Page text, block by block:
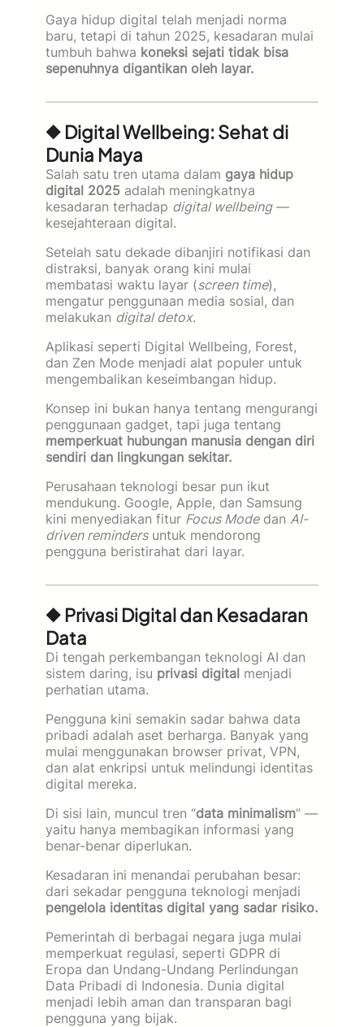
Gaya hidup digital telah menjadi norma
baru, tetapi di tahun 2025, kesadaran mulai
tumbuh bahwa koneksi sejati tidak bisa
sepenuhnya digantikan oleh layar.
◆ Digital Wellbeing: Sehat di
Dunia Maya
Salah satu tren utama dalam gaya hidup
digital 2025 adalah meningkatnya
kesadaran terhadap digital wellbeing—
kesejahteraan digital.
Setelah satu dekade dibanjiri notifikasi dan
distraksi, banyak orang kini mulai
membatasi waktu layar (screen time),
mengatur penggunaan media sosial, dan
melakukan digital detox.
Aplikasi seperti Digital Wellbeing, Forest,
dan Zen Mode menjadi alat populer untuk
mengembalikan keseimbangan hidup.
Konsep ini bukan hanya tentang mengurangi
penggunaan gadget, tapi juga tentang
memperkuat hubungan manusia dengan diri
sendiri dan lingkungan sekitar.
Perusahaan teknologi besar pun ikut
mendukung. Google, Apple, dan Samsung
kini menyediakan fitur Focus Modedan AI-
driven remindersuntuk mendorong
pengguna beristirahat dari layar.
◆ Privasi Digital dan Kesadaran
Data
Di tengah perkembangan teknologi AI dan
sistem daring, isu privasi digital menjadi
perhatian utama.
Pengguna kini semakin sadar bahwa data
pribadi adalah aset berharga. Banyak yang
mulai menggunakan browser privat, VPN,
dan alat enkripsi untuk melindungi identitas
digital mereka.
Di sisi lain, muncul tren “data minimalism” —
yaitu hanya membagikan informasi yang
benar-benar diperlukan.
Kesadaran ini menandai perubahan besar:
dari sekadar pengguna teknologi menjadi
pengelola identitas digital yang sadar risiko.
Pemerintah di berbagai negara juga mulai
memperkuat regulasi, seperti GDPR di
Eropa dan Undang-Undang Perlindungan
Data Pribadi di Indonesia. Dunia digital
menjadi lebih aman dan transparan bagi
pengguna yang bijak.